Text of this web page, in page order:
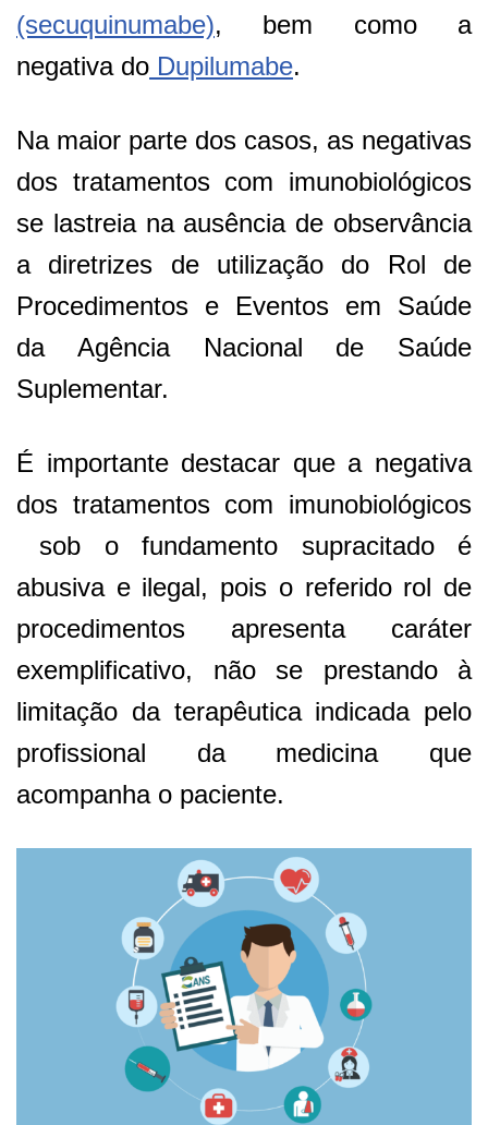
(secuquinumabe), bem como a
negativa do Dupilumabe.
Na maior parte dos casos, as negativas
dos tratamentos com imunobiológicos
se lastreia na ausência de observância
a diretrizes de utilização do Rol de
Procedimentos e Eventos em Saúde
da Agência Nacional de Saúde
Suplementar.
É importante destacar que a negativa
dos tratamentos com imunobiológicos
sob o fundamento supracitado é
abusiva e ilegal, pois o referido rol de
procedimentos apresenta caráter
exemplificativo, não se prestando à
limitação da terapêutica indicada pelo
profissional da medicina que
acompanha o paciente.